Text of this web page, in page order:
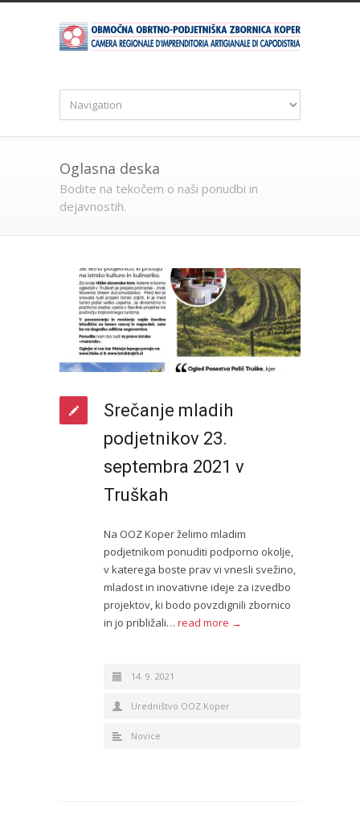
Oglasna deska
Bodite na tekočem o naši ponudbi in
dejavnostih.
Srečanje mladih
podjetnikov 23.
septembra 2021 v
Truškah
Na OOZ Koper želimo mladim
podjetnikom ponuditi podporno okolje,
v katerega boste prav vi vnesli svežino,
mladost in inovativne ideje za izvedbo
projektov, ki bodo povzdignili zbornico
in jo približali… read more →
14. 9. 2021
Uredništvo OOZ Koper
Novice